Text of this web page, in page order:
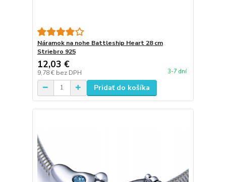
Náramok na nohe Battleship Heart 28 cm
Striebro 925
12,03 €
9,78 € bez DPH 3-7 dní
Pridať do košíka